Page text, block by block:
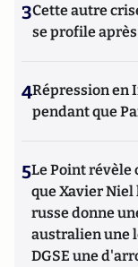
3Cette autre
se profile après
4Répression en
pendant que
5Le Point révèle
que Xavier Niel
russe donne
australien une
DGSE une